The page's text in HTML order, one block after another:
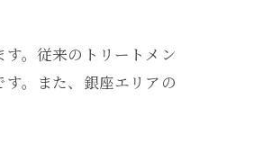
。従来のトリートメン
。また、銀座エリアの